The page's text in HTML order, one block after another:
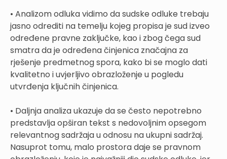
• Analizom odluka vidimo da sudske odluke trebaju
jasno odrediti na temelju kojeg propisa je sud izveo
određene pravne zaključke, kao i zbog čega sud
smatra da je određena činjenica značajna za
rješenje predmetnog spora, kako bi se moglo dati
kvalitetno i uvjerljivo obrazloženje u pogledu
utvrđenja ključnih činjenica.
• Daljnja analiza ukazuje da se često nepotrebno
predstavlja opširan tekst s nedovoljnim opsegom
relevantnog sadržaja u odnosu na ukupni sadržaj.
Nasuprot tomu, malo prostora daje se pravnom